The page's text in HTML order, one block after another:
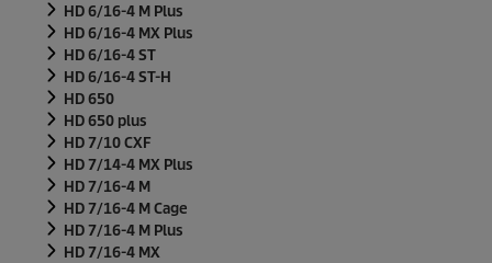
HD 6/16-4 M Plus
HD 6/16-4 MX Plus
HD 6/16-4 ST
HD 6/16-4 ST-H
HD 650
HD 650 plus
HD 7/10 CXF
HD 7/14-4 MX Plus
HD 7/16-4 M
HD 7/16-4 M Cage
HD 7/16-4 M Plus
HD 7/16-4 MX